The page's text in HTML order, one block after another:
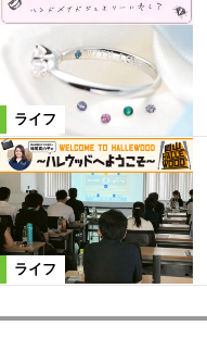
ライフ
ライフ